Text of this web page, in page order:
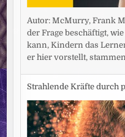
Autor: McMurry, Frank
der Frage beschäftigt,
kann, Kindern das
er hier vorstellt,
Strahlende Kräfte durch